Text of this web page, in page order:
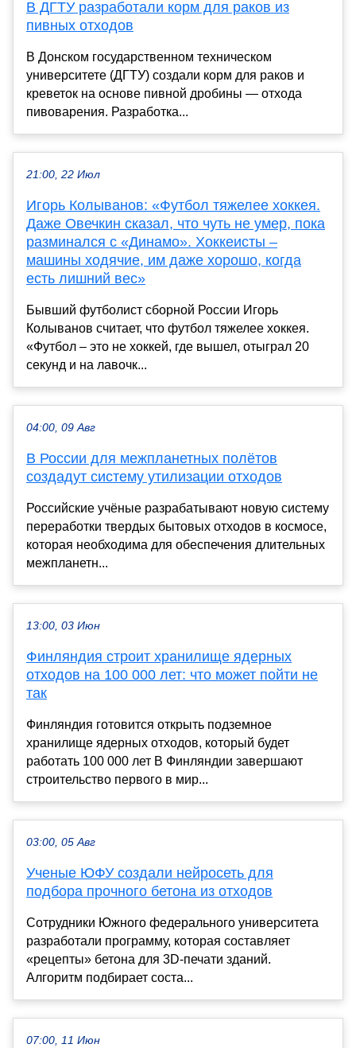
В ДГТУ разработали корм для раков из
пивных отходов
В Донском государственном техническом
университете (ДГТУ) создали корм для раков и
креветок на основе пивной дробины — отхода
пивоварения. Разработка...
21:00, 22 Июл
Игорь Колыванов: «Футбол тяжелее хоккея.
Даже Овечкин сказал, что чуть не умер, пока
разминался с «Динамо». Хоккеисты –
машины ходячие, им даже хорошо, когда
есть лишний вес»
Бывший футболист сборной России Игорь
Колыванов считает, что футбол тяжелее хоккея.
«Футбол – это не хоккей, где вышел, отыграл 20
секунд и на лавочк...
04:00, 09 Авг
В России для межпланетных полётов
создадут систему утилизации отходов
Российские учёные разрабатывают новую систему
переработки твердых бытовых отходов в космосе,
которая необходима для обеспечения длительных
межпланетн...
13:00, 03 Июн
Финляндия строит хранилище ядерных
отходов на 100 000 лет: что может пойти не
так
Финляндия готовится открыть подземное
хранилище ядерных отходов, который будет
работать 100 000 лет В Финляндии завершают
строительство первого в мир...
03:00, 05 Авг
Ученые ЮФУ создали нейросеть для
подбора прочного бетона из отходов
Сотрудники Южного федерального университета
разработали программу, которая составляет
«рецепты» бетона для 3D-печати зданий.
Алгоритм подбирает соста...
07:00, 11 Июн